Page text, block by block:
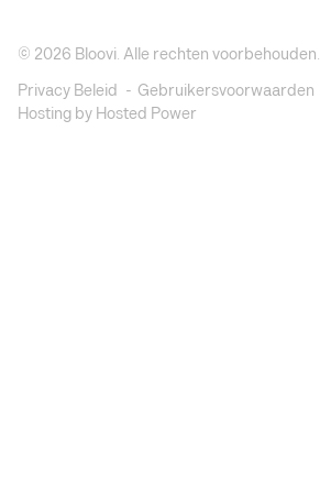
© 2026 Bloovi. Alle rechten voorbehouden.
Privacy Beleid
Gebruikersvoorwaarden
Hosting by Hosted Power